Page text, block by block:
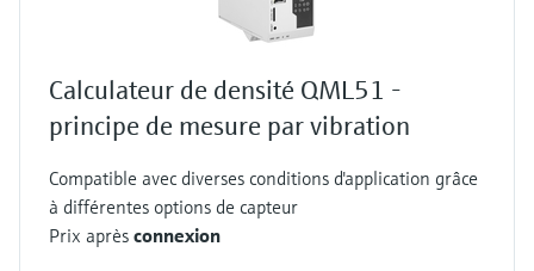
Calculateur de densité QML51 -
principe de mesure par vibration
Compatible avec diverses conditions d'application grâce
à différentes options de capteur
Prix après connexion